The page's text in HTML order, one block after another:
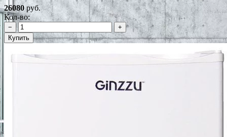
26080руб.
Кол-во:
−
+
Купить